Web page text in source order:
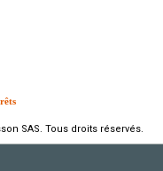
SAS. Tous droits réservés.